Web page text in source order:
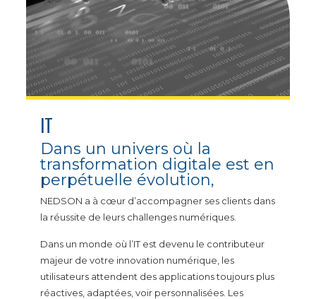
IT
Dans un univers où la
transformation digitale est en
perpétuelle évolution,
NEDSON a à cœur d’accompagner ses clients dans
la réussite de leurs challenges numériques.
Dans un monde où l’IT est devenu le contributeur
majeur de votre innovation numérique, les
utilisateurs attendent des applications toujours plus
réactives, adaptées, voir personnalisées. Les